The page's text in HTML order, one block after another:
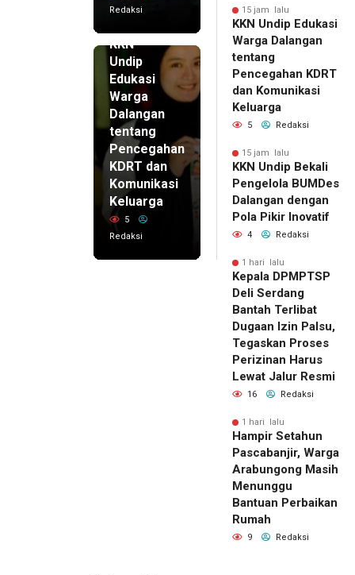
Redaksi
KKN
Undip
Edukasi
Warga
Dalangan
tentang
Pencegahan
KDRT dan
Komunikasi
Keluarga
5
Redaksi
15 jam lalu
KKN Undip Edukasi
Warga Dalangan
tentang
Pencegahan KDRT
dan Komunikasi
Keluarga
5 Redaksi
15 jam lalu
KKN Undip Bekali
Pengelola BUMDes
Dalangan dengan
Pola Pikir Inovatif
4 Redaksi
1 hari lalu
Kepala DPMPTSP
Deli Serdang
Bantah Terlibat
Dugaan Izin Palsu,
Tegaskan Proses
Perizinan Harus
Lewat Jalur Resmi
16 Redaksi
1 hari lalu
Hampir Setahun
Pascabanjir, Warga
Arabungong Masih
Menunggu
Bantuan Perbaikan
Rumah
9 Redaksi